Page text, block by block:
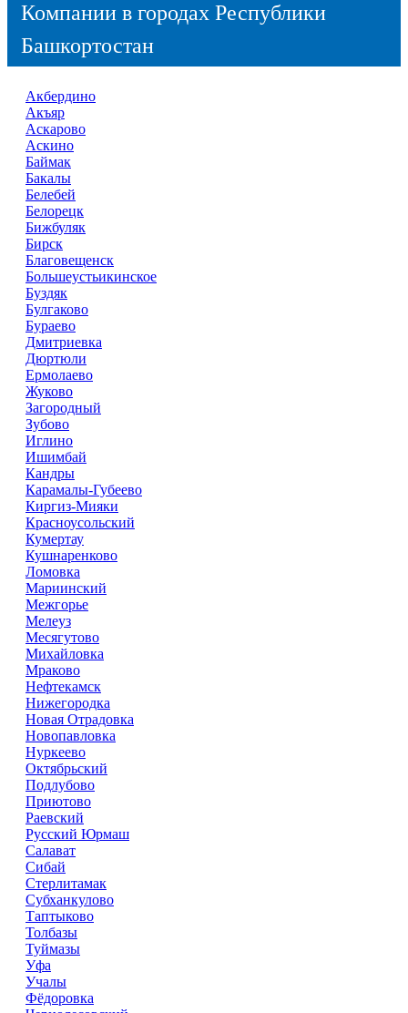
Компании в городах Республики
Башкортостан
Акбердино
Акъяр
Аскарово
Аскино
Баймак
Бакалы
Белебей
Белорецк
Бижбуляк
Бирск
Благовещенск
Большеустьикинское
Буздяк
Булгаково
Бураево
Дмитриевка
Дюртюли
Ермолаево
Жуково
Загородный
Зубово
Иглино
Ишимбай
Кандры
Карамалы-Губеево
Киргиз-Мияки
Красноусольский
Кумертау
Кушнаренково
Ломовка
Мариинский
Межгорье
Мелеуз
Месягутово
Михайловка
Мраково
Нефтекамск
Нижегородка
Новая Отрадовка
Новопавловка
Нуркеево
Октябрьский
Подлубово
Приютово
Раевский
Русский Юрмаш
Салават
Сибай
Стерлитамак
Субханкулово
Таптыково
Толбазы
Туймазы
Уфа
Учалы
Фёдоровка